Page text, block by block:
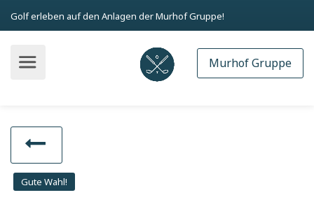
Golf erleben auf den Anlagen der Murhof Gruppe!
Murhof Gruppe
Gute Wahl!